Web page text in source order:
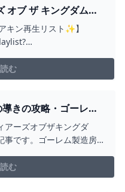
オブ ザ キングダム】
を完全初見実況プレ
」 - YOUTUBE
キン再生リスト✨】
ーーーーーーーーー初め
のティアキンを完全初見
む
きの攻略・ゴーレム
伝説ティアーズオブ
イト
アーズオブザキングダ
事です。ゴーレム製造房
む